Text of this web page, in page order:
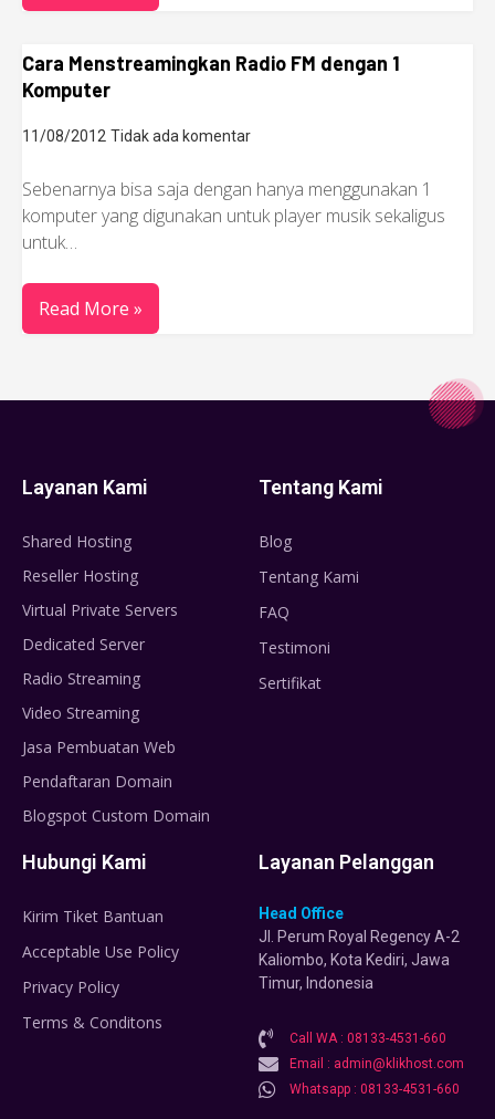
Cara Menstreamingkan Radio FM dengan 1
Komputer
11/08/2012 Tidak ada komentar
Sebenarnya bisa saja dengan hanya menggunakan 1
komputer yang digunakan untuk player musik sekaligus
untuk…
Read More »
Layanan Kami
Shared Hosting
Reseller Hosting
Virtual Private Servers
Dedicated Server
Radio Streaming
Video Streaming
Jasa Pembuatan Web
Pendaftaran Domain
Blogspot Custom Domain
Tentang Kami
Blog
Tentang Kami
FAQ
Testimoni
Sertifikat
Hubungi Kami
Kirim Tiket Bantuan
Acceptable Use Policy
Privacy Policy
Terms & Conditons
Layanan Pelanggan
Head Office
Jl. Perum Royal Regency A-2
Kaliombo, Kota Kediri, Jawa
Timur, Indonesia
Call WA : 08133-4531-660
Email : admin@klikhost.com
Whatsapp : 08133-4531-660